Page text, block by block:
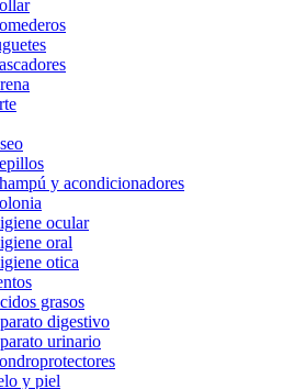
y acondicionadores
ocular
oral
otica
grasos
digestivo
urinario
y piel